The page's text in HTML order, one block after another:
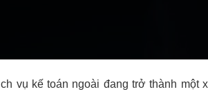
vụ kế toán ngoài đang trở thành một